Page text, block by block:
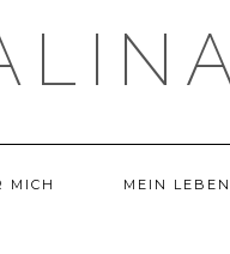
MICH MEIN LEBEN